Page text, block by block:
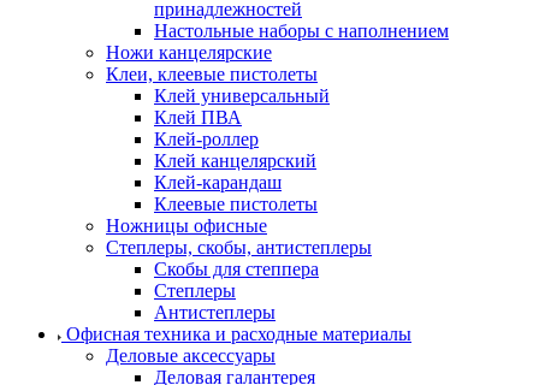
принадлежностей
Настольные наборы с наполнением
Ножи канцелярские
Клеи, клеевые пистолеты
Клей универсальный
Клей ПВА
Клей-роллер
Клей канцелярский
Клей-карандаш
Клеевые пистолеты
Ножницы офисные
Степлеры, скобы, антистеплеры
Скобы для степпера
Степлеры
Антистеплеры
Офисная техника и расходные материалы
Деловые аксессуары
Деловая галантерея